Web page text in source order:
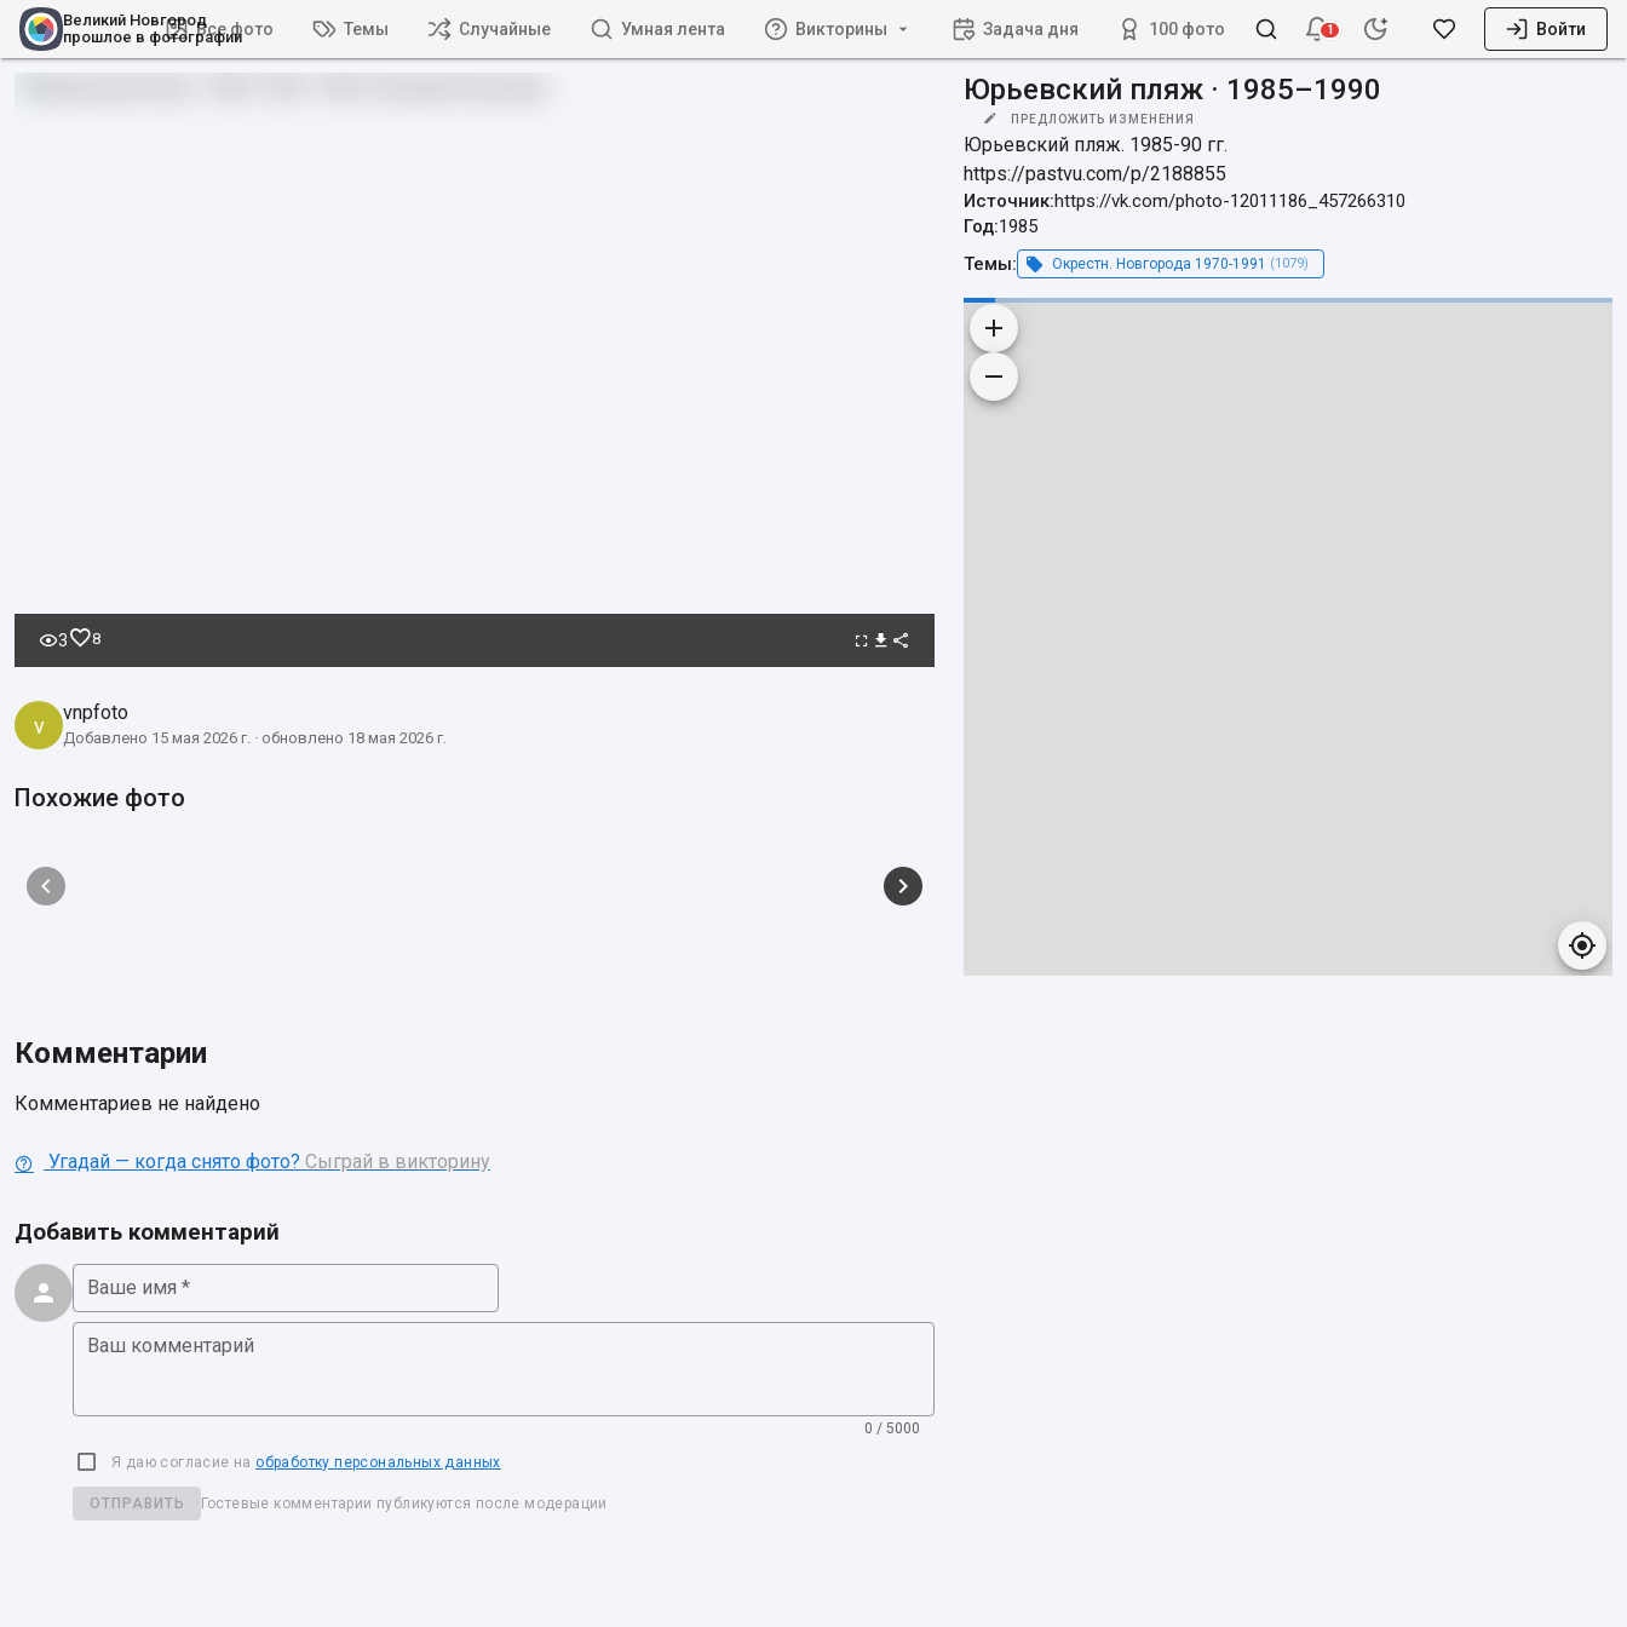
Великий Новгород
прошлое в фотографии
Все фото Темы Случайные Умная лента Викторины Задача дня 100 фото 1 Войти
3 8
v vnpfoto
Добавлено 15 мая 2026 г. · обновлено 18 мая 2026 г.
Похожие фото
Комментарии
Комментариев не найдено
Угадай — когда снято фото? Сыграй в викторину
Добавить комментарий
Ваше имя *
Ваш комментарий
0 / 5000
Я даю согласие на обработку персональных данных
ОТПРАВИТЬ Гостевые комментарии публикуются после модерации
Юрьевский пляж · 1985–1990
ПРЕДЛОЖИТЬ ИЗМЕНЕНИЯ
Юрьевский пляж. 1985-90 гг.
https://pastvu.com/p/2188855
Источник:https://vk.com/photo-12011186_457266310
Год:1985
Темы:
Окрестн. Новгорода 1970-1991 (1079)